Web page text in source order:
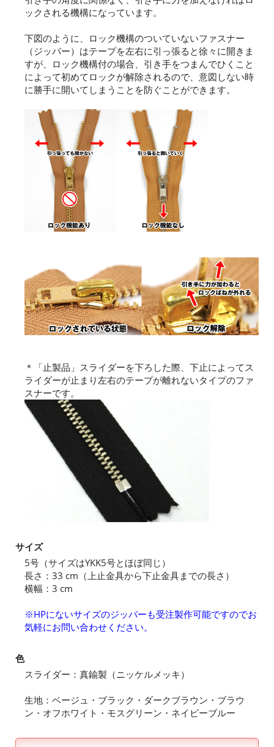
ックされる機構になっています。
下図のように、ロック機構のついていないファスナー
（ジッパー）はテープを左右に引っ張ると徐々に開きま
すが、ロック機構付の場合、引き手をつまんでひくこと
によって初めてロックが解除されるので、意図しない時
に勝手に開いてしまうことを防ぐことができます。
＊「止製品」スライダーを下ろした際、下止によってス
ライダーが止まり左右のテープが離れないタイプのファ
スナーです。
サイズ
5号（サイズはYKK5号とほぼ同じ）
長さ：33 cm（上止金具から下止金具までの長さ）
横幅：3 cm
※HPにないサイズのジッパーも受注製作可能ですのでお
気軽にお問い合わせください。
色
スライダー：真鍮製（ニッケルメッキ）
生地：ベージュ・ブラック・ダークブラウン・ブラウ
ン・オフホワイト・モスグリーン・ネイビーブルー